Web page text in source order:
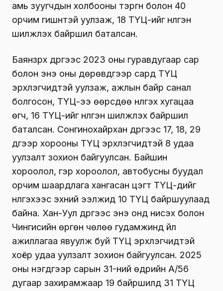
амь зуугчдын холбооны тэргүүн болон 40
орчим гишүүнтэй уулзаж, 18 ТҮЦ-ийг нүүлгэн
шилжүүлэх байршил баталсан.
Баянзүрх дүүргээс 2023 оны гуравдугаар сар
болон энэ оны дөрөвдүгээр сард ТҮЦ
эрхлэгчидтэй уулзаж, ажлын байр санал
болгосон, ТҮЦ-ээ өөрсдөө нүүлгэх хугацаа
өгч, 16 ТҮЦ-ийг нүүлгэн шилжүүлэх байршил
баталсан. Сонгинохайрхан дүүргээс 17, 18, 29
дүгээр хорооны ТҮЦ эрхлэгчидтэй 8 удаа
уулзалт зохион байгуулсан. Байшин
хороолол, гэр хороолол, автобусны буудал
орчим шаардлага хангасан цэгт ТҮЦ-үүдийг
нүүлгэхээс эхний ээлжид 10 ТҮЦ байршуулаад
байна. Хан-Уул дүүргээс энэ онд нисэх болон
Чингисийн өргөн чөлөө гудамжинд үйл
ажиллагаа явуулж буй ТҮЦ эрхлэгчидтэй
хоёр удаа уулзалт зохион байгуулсан. 2025
оны нэгдүгээр сарын 31-ний өдрийн А/56
дугаар захирамжаар 19 байршилд 31 ТҮЦ